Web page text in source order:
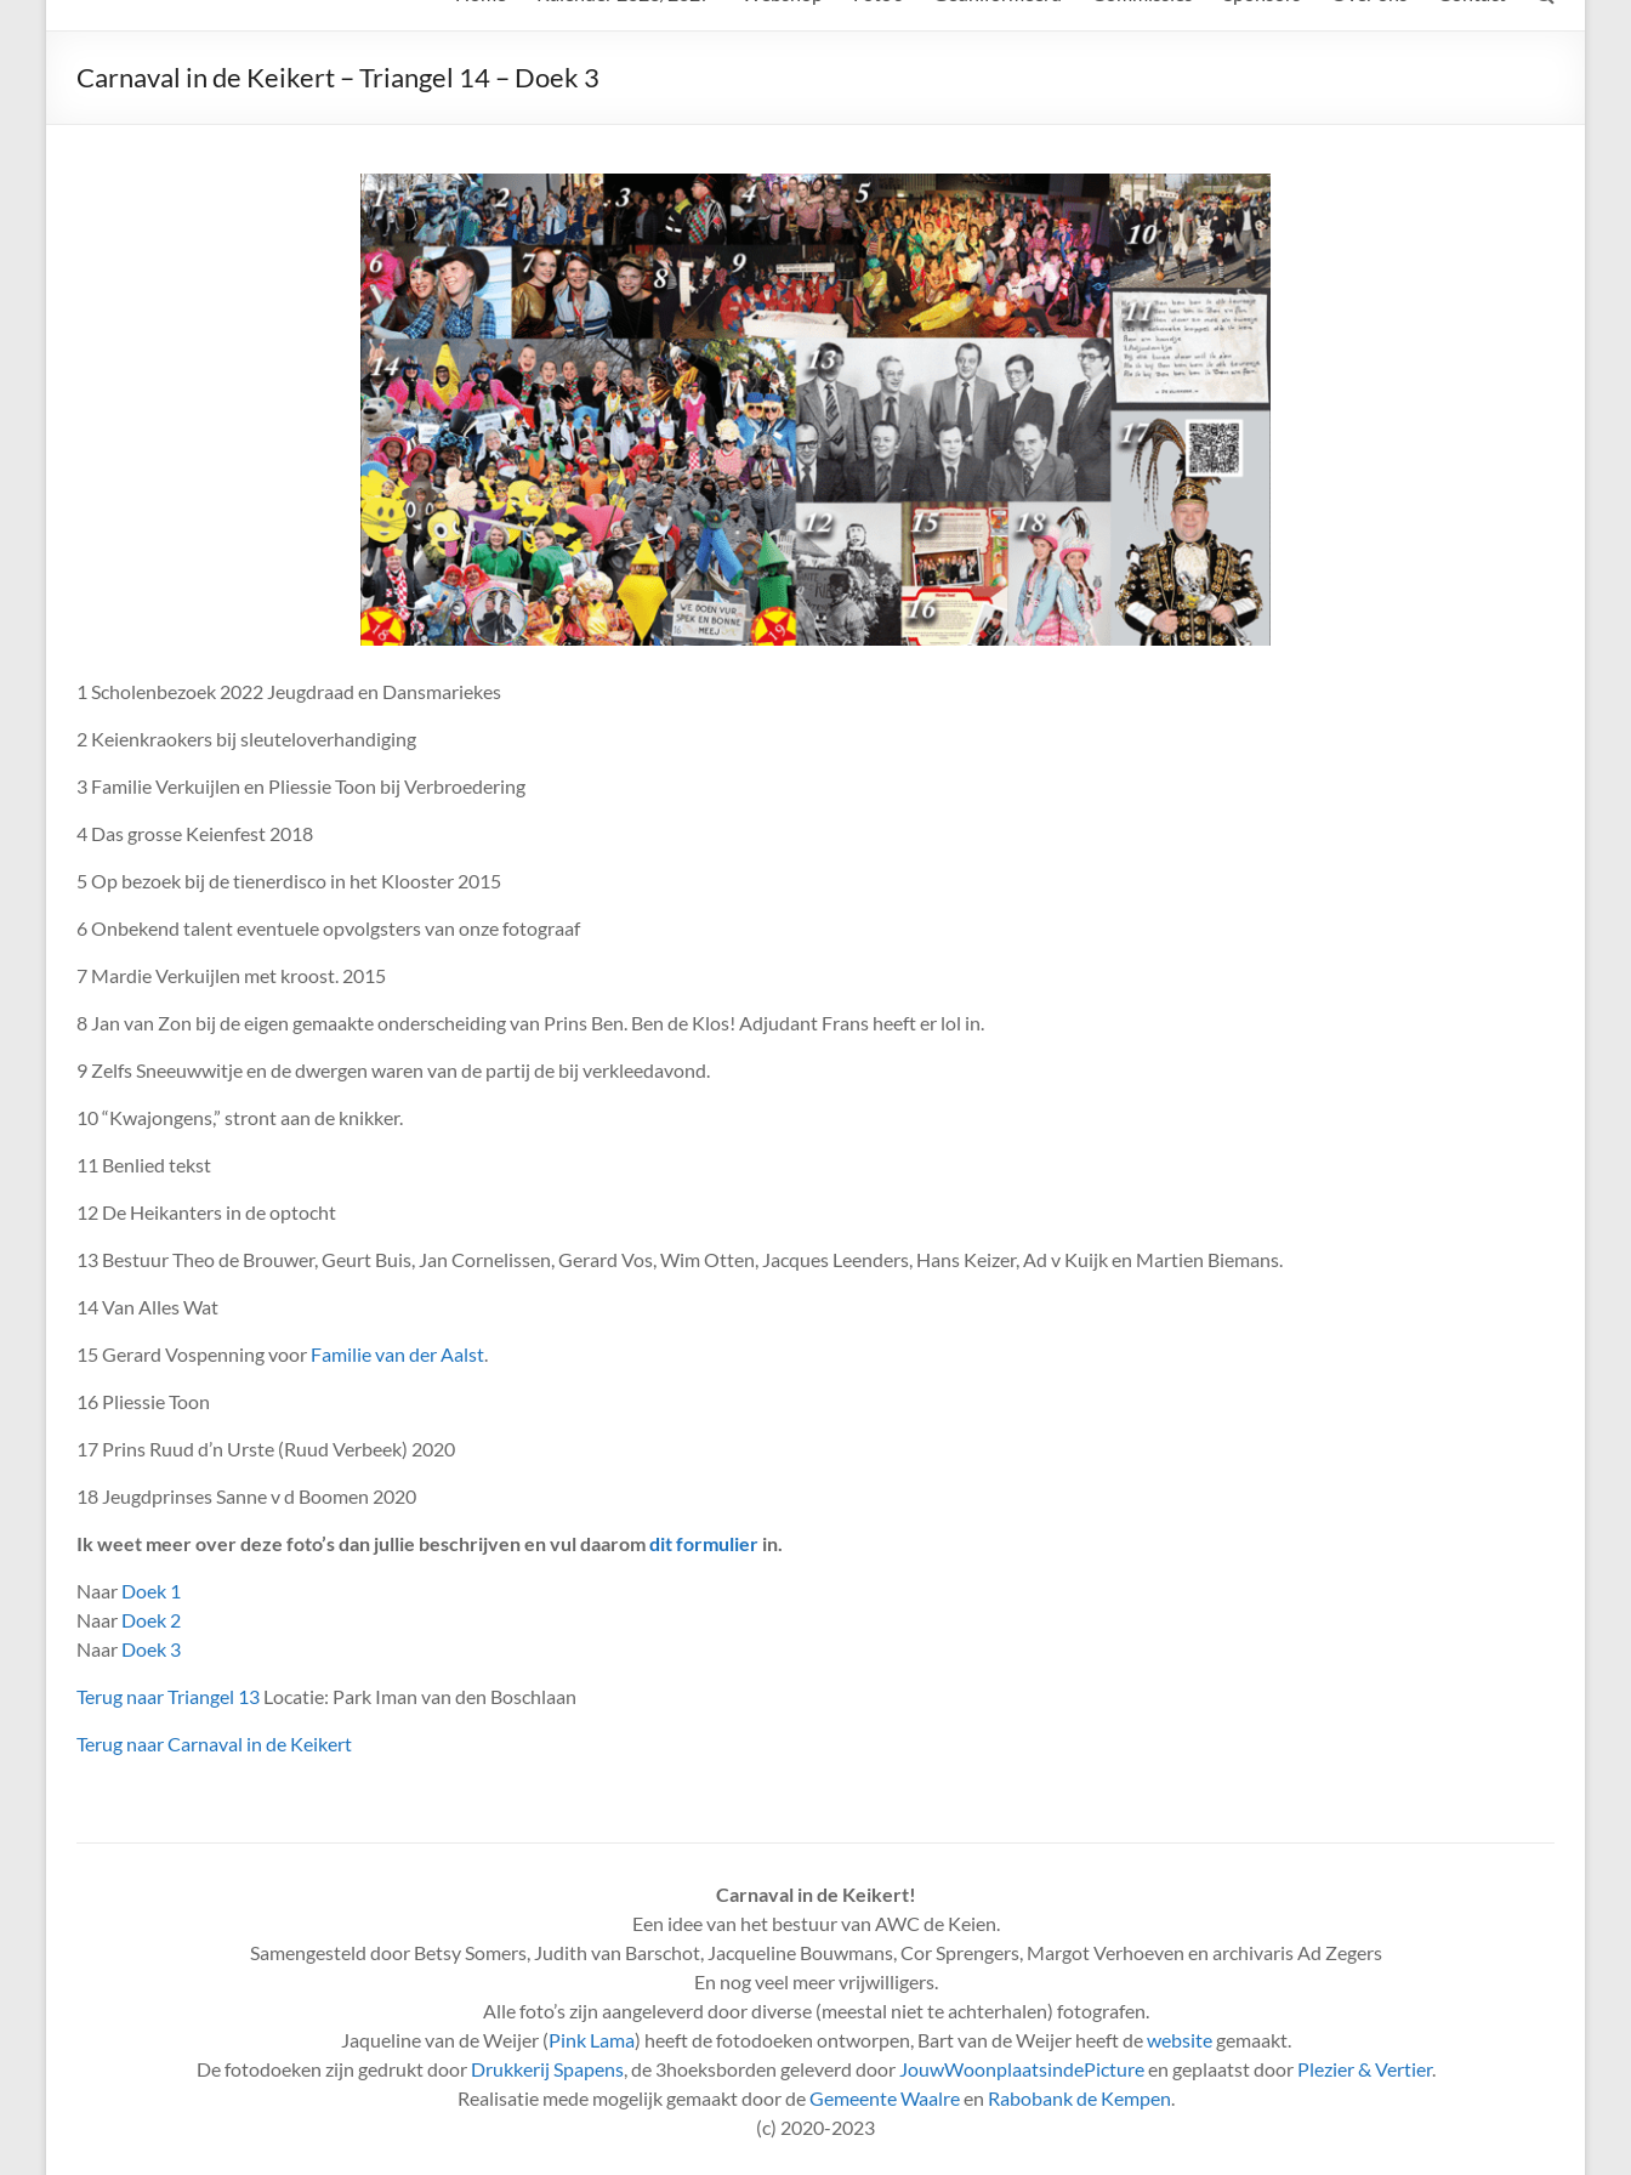
Keien
Carnaval in de Keikert – Triangel 14 – Doek 3
1 Scholenbezoek 2022 Jeugdraad en Dansmariekes
2 Keienkraokers bij sleuteloverhandiging
3 Familie Verkuijlen en Pliessie Toon bij Verbroedering
4 Das grosse Keienfest 2018
5 Op bezoek bij de tienerdisco in het Klooster 2015
6 Onbekend talent eventuele opvolgsters van onze fotograaf
7 Mardie Verkuijlen met kroost. 2015
8 Jan van Zon bij de eigen gemaakte onderscheiding van Prins Ben. Ben de Klos! Adjudant Frans heeft er lol in.
9 Zelfs Sneeuwwitje en de dwergen waren van de partij de bij verkleedavond.
10 “Kwajongens,” stront aan de knikker.
11 Benlied tekst
12 De Heikanters in de optocht
13 Bestuur Theo de Brouwer, Geurt Buis, Jan Cornelissen, Gerard Vos, Wim Otten, Jacques Leenders, Hans Keizer, Ad v Kuijk en Martien Biemans.
14 Van Alles Wat
15 Gerard Vospenning voor Familie van der Aalst.
16 Pliessie Toon
17 Prins Ruud d’n Urste (Ruud Verbeek) 2020
18 Jeugdprinses Sanne v d Boomen 2020
Ik weet meer over deze foto’s dan jullie beschrijven en vul daaromdit formulier in.
Naar Doek 1
Naar Doek 2
Naar Doek 3
Terug naar Triangel 13 Locatie: Park Iman van den Boschlaan
Terug naar Carnaval in de Keikert
Carnaval in de Keikert!
Een idee van het bestuur van AWC de Keien.
Samengesteld door Betsy Somers, Judith van Barschot, Jacqueline Bouwmans, Cor Sprengers, Margot Verhoeven en archivaris Ad Zegers
En nog veel meer vrijwilligers.
Alle foto’s zijn aangeleverd door diverse (meestal niet te achterhalen) fotografen.
Jaqueline van de Weijer (Pink Lama) heeft de fotodoeken ontworpen, Bart van de Weijer heeft dewebsitegemaakt.
De fotodoeken zijn gedrukt door Drukkerij Spapens, de 3hoeksborden geleverd door JouwWoonplaatsindePictureen geplaatst door Plezier & Vertier.
Realisatie mede mogelijk gemaakt door deGemeente Waalreen Rabobank de Kempen.
(c) 2020-2023